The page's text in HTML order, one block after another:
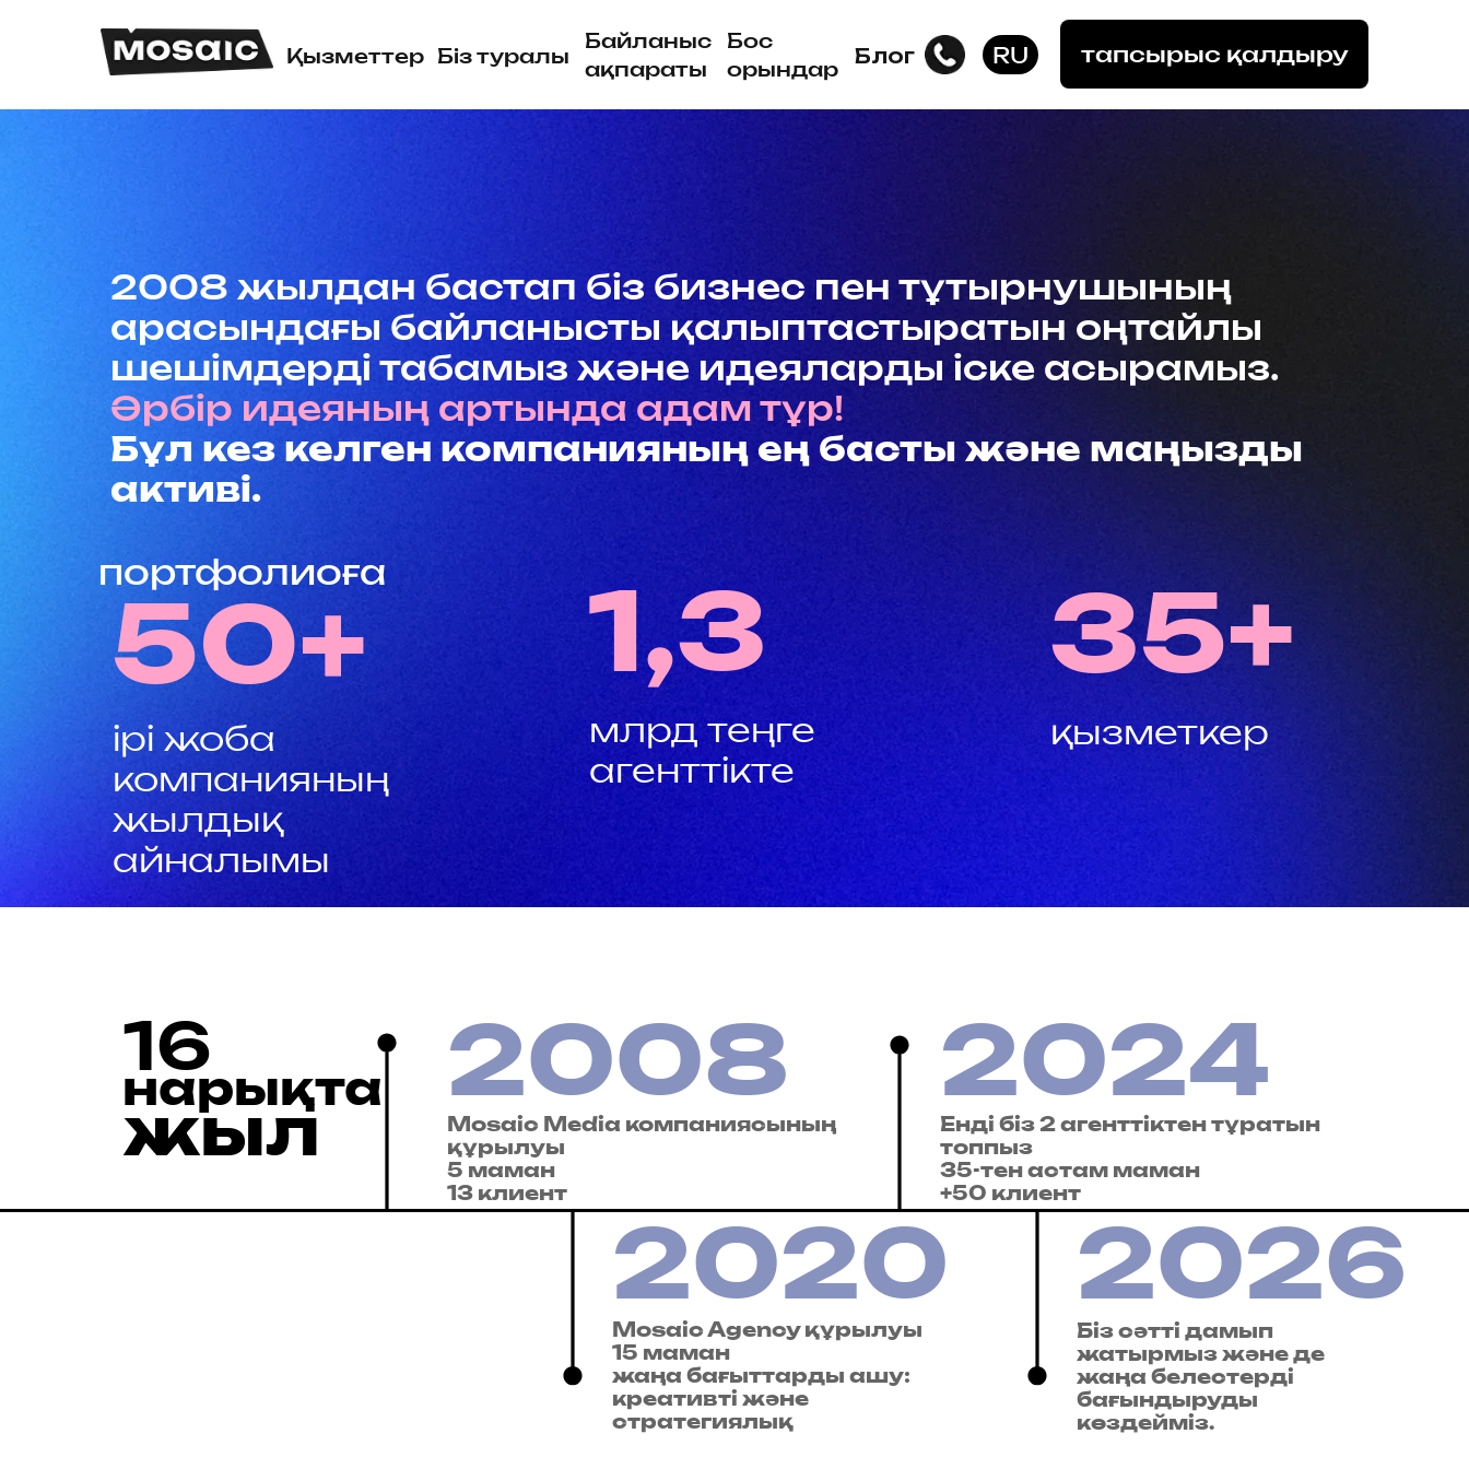
Біз туралы
Байланыс
ақпараты
Бос
орындар
Блог
Қызметтер тапсырыс қалдыру
RU
арасындағы байланысты қалыптастыратын оңтайлы
шешімдерді табамыз және идеяларды іске асырамыз.
Әрбір идеяның артында адам тұр!
Бұл кез келген компанияның ең басты және маңызды
активі.
50+ 1,3 35+
ірі жоба
компанияның
жылдық
айналымы
млрд теңге
агенттікте
қызметкер
портфолиоға
16
жыл
нарықта 2008
Mosaic Media компаниясының
құрылуы
5 маман
13 клиент
2024
Енді біз 2 агенттіктен тұратын
топпыз
35-тен астам маман
+50 клиент
2020
Mosaic Agency құрылуы
15 маман
жаңа бағыттарды ашу:
креативті және
стратегиялық
2026
Біз сәтті дамып
жатырмыз және де
жаңа белестерді
бағындыруды
көздейміз.